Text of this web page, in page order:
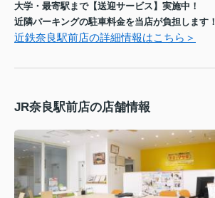
大学・最寄駅まで【送迎サービス】実施中！
近隣パーキングの駐車料金を当店が負担します！
近鉄奈良駅前店の詳細情報はこちら＞
JR奈良駅前店の店舗情報